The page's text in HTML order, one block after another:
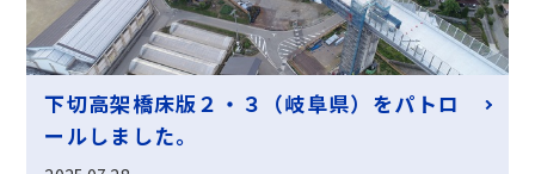
下切高架橋床版２・３（岐阜県）をパトロ
ールしました。